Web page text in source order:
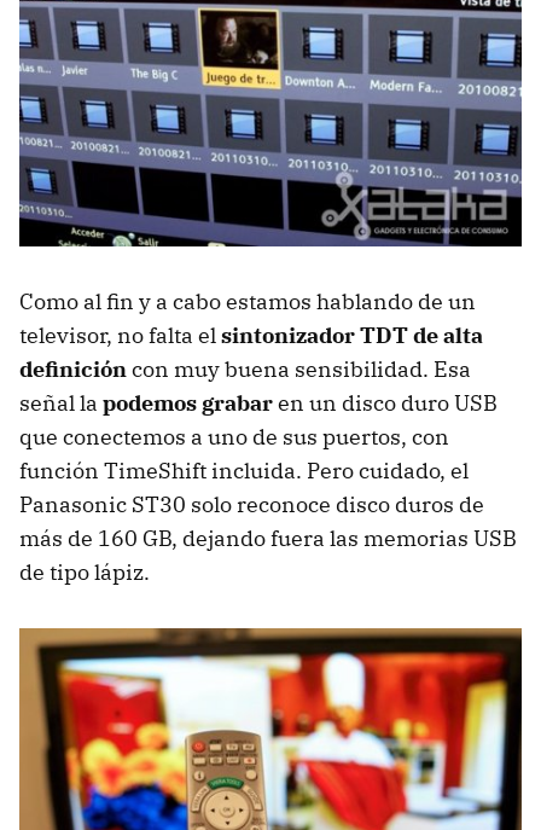
Como al fin y a cabo estamos hablando de un
televisor, no falta elsintonizadorTDTde alta
definicióncon muy buena sensibilidad. Esa
señal la podemos grabaren un disco duroUSB
que conectemos a uno de sus puertos, con
función TimeShift incluida. Pero cuidado, el
Panasonic ST30 solo reconoce disco duros de
más de 160 GB, dejando fuera las memorias USB
de tipo lápiz.